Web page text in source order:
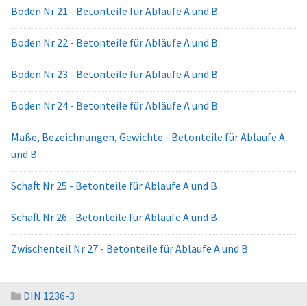
Boden Nr 21 - Betonteile für Abläufe A und B
Boden Nr 22 - Betonteile für Abläufe A und B
Boden Nr 23 - Betonteile für Abläufe A und B
Boden Nr 24 - Betonteile für Abläufe A und B
Maße, Bezeichnungen, Gewichte - Betonteile für Abläufe A
und B
Schaft Nr 25 - Betonteile für Abläufe A und B
Schaft Nr 26 - Betonteile für Abläufe A und B
Zwischenteil Nr 27 - Betonteile für Abläufe A und B
DIN 1236-3